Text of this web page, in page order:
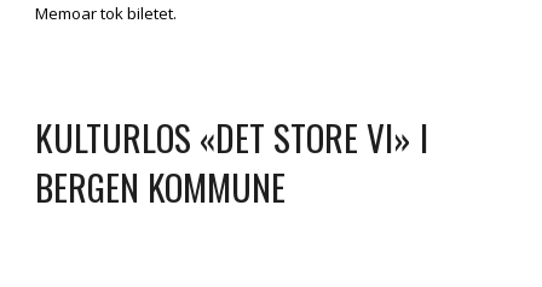
Memoar tok biletet.
KULTURLOS «DET STORE VI» I
BERGEN KOMMUNE